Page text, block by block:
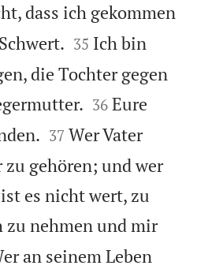
dass ich gekommen

35 Ich bin
die Tochter gegen

36 Eure

37 Wer Vater
gehören; und wer
es nicht wert, zu
zu nehmen und mir
an seinem Leben